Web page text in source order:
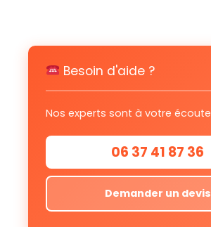
Besoin d'aide ?
Nos experts sont à votre écoute
06 37 41 87 36
Demander un devis